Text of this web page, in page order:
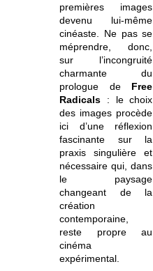
premières images
devenu lui-même
cinéaste. Ne pas se
méprendre, donc,
sur l’incongruité
charmante du
prologue de Free
Radicals : le choix
des images procède
ici d’une réflexion
fascinante sur la
praxis singulière et
nécessaire qui, dans
le paysage
changeant de la
création
contemporaine,
reste propre au
cinéma
expérimental.